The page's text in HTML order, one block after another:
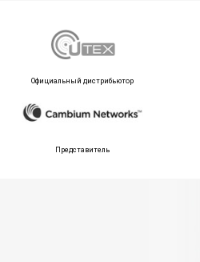
Официальный дистрибьютор
Представитель